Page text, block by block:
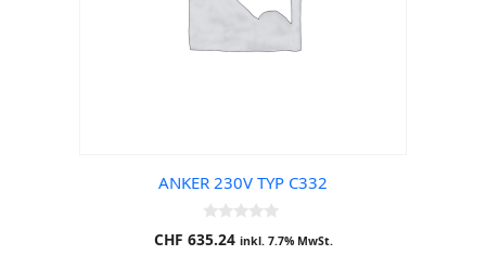
ANKER 230V TYP C332
0
o
CHF 635.24 inkl. 7.7% MwSt.